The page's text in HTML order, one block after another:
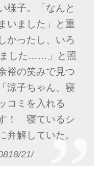
様子。「なんと
いました」と重
かったし、いろ
ました……」と照
裕の笑みで見つ
涼子ちゃん、寝
コミを入れる
！ 寝ているシ
弁解していた。
21/